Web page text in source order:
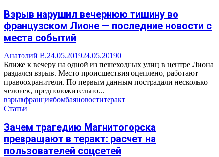
Взрыв нарушил вечернюю тишину во
французском Лионе — последние новости с
места событий
Анатолий В.24.05.201924.05.20190
Ближе к вечеру на одной из пешеходных улиц в центре Лиона
раздался взрыв. Место происшествия оцеплено, работают
правоохранители. По первым данным пострадали несколько
человек, предположительно...
взрывфранциябомбаяновоститеракт
Статьи
Зачем трагедию Магнитогорска
превращают в теракт: расчет на
пользователей соцсетей